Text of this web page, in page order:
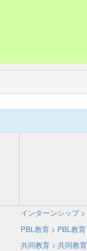
インターンシップ
PBL教育 > PBL教育
共同教育 > 共同教育